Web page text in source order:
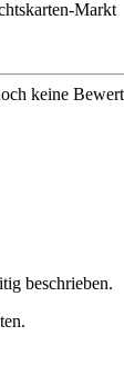
keine
beschrieben.